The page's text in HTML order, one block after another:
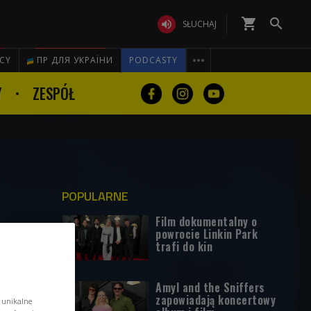
 SŁUCHAJ shopping_cart 
ПР ДЛЯ УКРАЇНИ PODCASTY 
ZESPÓŁ
POPULARNE
Film dokumentalny o
powrocie Linkin Park
trafi do kin
Amyl and the Sniffers
zapowiadają koncertowy